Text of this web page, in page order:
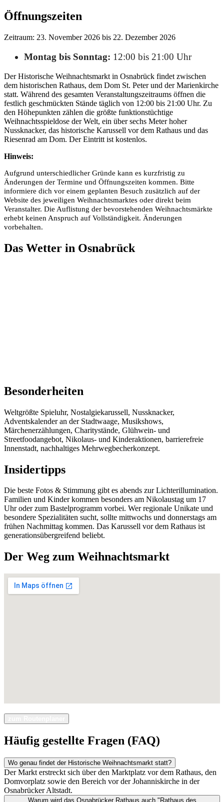
Öffnungszeiten
Zeitraum: 23. November 2026 bis 22. Dezember 2026
Montag bis Sonntag: 12:00 bis 21:00 Uhr
Der Historische Weihnachtsmarkt in Osnabrück findet zwischen
dem historischen Rathaus, dem Dom St. Peter und der Marienkirche
statt. Während des gesamten Veranstaltungszeitraums öffnen die
festlich geschmückten Stände täglich von 12:00 bis 21:00 Uhr. Zu
den Höhepunkten zählen die größte funktionstüchtige
Weihnachtsspieldose der Welt, ein über sechs Meter hoher
Nussknacker, das historische Karussell vor dem Rathaus und das
Riesenrad am Dom. Der Eintritt ist kostenlos.
Hinweis:
Aufgrund unterschiedlicher Gründe kann es kurzfristig zu
Änderungen der Termine und Öffnungszeiten kommen. Bitte
informiere dich vor einem geplanten Besuch zusätzlich auf der
Website des jeweiligen Weihnachtsmarktes oder direkt beim
Veranstalter. Die Auflistung der bevorstehenden Weihnachtsmärkte
erhebt keinen Anspruch auf Vollständigkeit. Änderungen
vorbehalten.
Das Wetter in Osnabrück
Besonderheiten
Weltgrößte Spieluhr, Nostalgiekarussell, Nussknacker,
Adventskalender an der Stadtwaage, Musikshows,
Märchenerzählungen, Charitystände, Glühwein- und
Streetfoodangebot, Nikolaus- und Kinderaktionen, barrierefreie
Innenstadt, nachhaltiges Mehrwegbecherkonzept.
Insidertipps
Die beste Fotos & Stimmung gibt es abends zur Lichterillumination.
Familien und Kinder kommen besonders am Nikolaustag um 17
Uhr oder zum Bastelprogramm vorbei. Wer regionale Unikate und
besondere Spezialitäten sucht, sollte mittwochs und donnerstags am
frühen Nachmittag kommen. Das Karussell vor dem Rathaus ist
generationsübergreifend beliebt.
Der Weg zum Weihnachtsmarkt
Häufig gestellte Fragen (FAQ)
Wo genau findet der Historische Weihnachtsmarkt statt?
Der Markt erstreckt sich über den Marktplatz vor dem Rathaus, den
Domvorplatz sowie den Bereich vor der Johanniskirche in der
Osnabrücker Altstadt.
Warum wird das Osnabrücker Rathaus auch "Rathaus des